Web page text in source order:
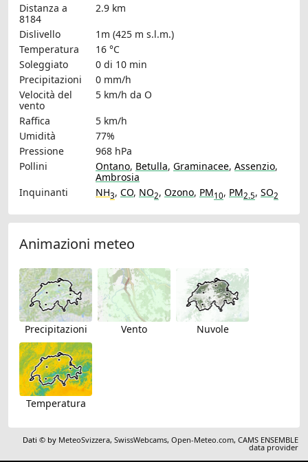
Distanza a
8184
2.9 km
Dislivello
1m (425 m s.l.m.)
Temperatura
16 °C
Soleggiato
0 di 10 min
Precipitazioni
0 mm/h
Velocità del
vento
5 km/h da O
Raffica
5 km/h
Umidità
77%
Pressione
968 hPa
Pollini
Ontano, Betulla, Graminacee, Assenzio,
Ambrosia
Inquinanti
NH3, CO, NO2, Ozono, PM10, PM2.5, SO2
Animazioni meteo
Precipitazioni Vento Nuvole
Temperatura
Dati © by MeteoSvizzera,SwissWebcams,Open-Meteo.com,CAMS ENSEMBLE
data provider